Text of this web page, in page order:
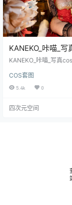
错过哦！虽说达不到国
KANEKO_咔喵_写
图作品合集下载|
KANEKO_咔喵_写真
料简介KANEKO_咔喵，
r，也是B站的一名二次
胖的肉肉少女，某些部
4万的粉丝，同时也是
张俏丽的脸，眼眸明亮
明，面部线条柔和，散
COS套图
5.4k 0
四次元空间